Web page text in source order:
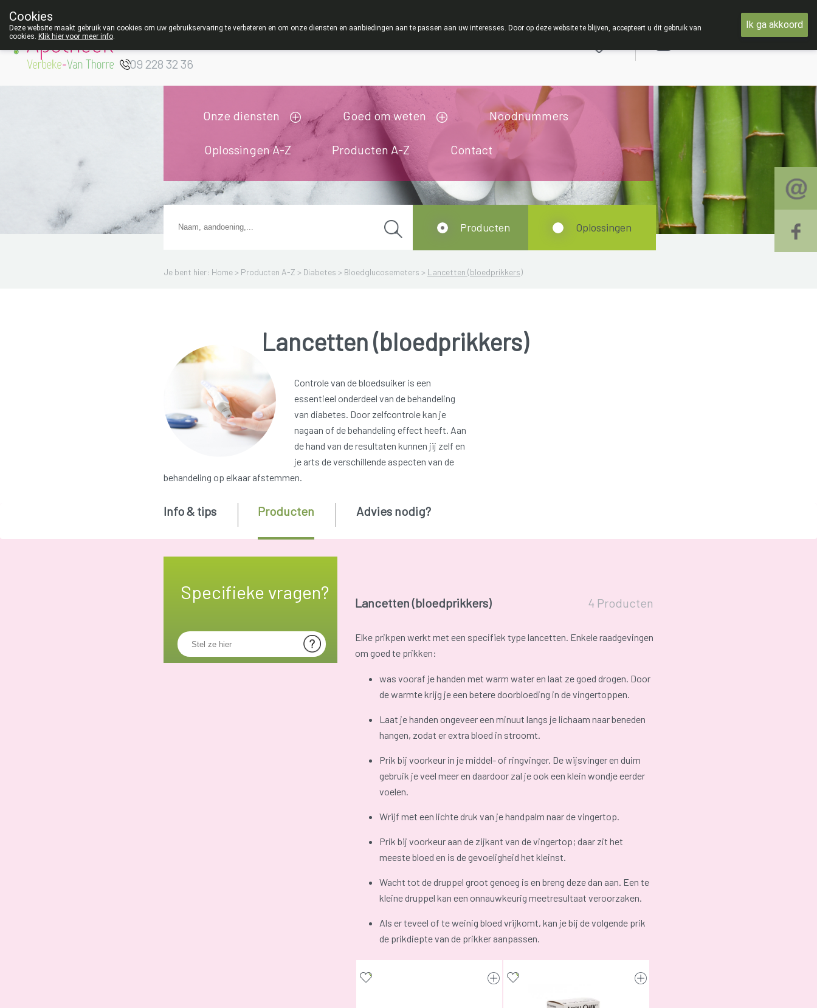
Apotheek Verbeke
09 228 32 36
Onze diensten Goed om weten Noodnummers
Oplossingen A-Z Producten A-Z Contact
Je bent hier: Home > Producten A-Z > Diabetes > Bloedglucosemeters > Lancetten (bloedprikkers)
Producten Oplossingen
Lancetten (bloedprikkers)
Controle van de bloedsuiker is een
essentieel onderdeel van de behandeling
van diabetes. Door zelfcontrole kan je
nagaan of de behandeling effect heeft. Aan
de hand van de resultaten kunnen jij zelf en
je arts de verschillende aspecten van de
behandeling op elkaar afstemmen.
Specifieke vragen?
Info & tips Producten Advies nodig?
Lancetten (bloedprikkers) 4 Producten
Elke prikpen werkt met een specifiek type lancetten. Enkele raadgevingen
om goed te prikken:
was vooraf je handen met warm water en laat ze goed drogen. Door
de warmte krijg je een betere doorbloeding in de vingertoppen.
Laat je handen ongeveer een minuut langs je lichaam naar beneden
hangen, zodat er extra bloed in stroomt.
Prik bij voorkeur in je middel- of ringvinger. De wijsvinger en duim
gebruik je veel meer en daardoor zal je ook een klein wondje eerder
voelen.
Wrijf met een lichte druk van je handpalm naar de vingertop.
Prik bij voorkeur aan de zijkant van de vingertop; daar zit het
meeste bloed en is de gevoeligheid het kleinst.
Wacht tot de druppel groot genoeg is en breng deze dan aan. Een te
kleine druppel kan een onnauwkeurig meetresultaat veroorzaken.
Als er teveel of te weinig bloed vrijkomt, kan je bij de volgende prik
de prikdiepte van de prikker aanpassen.
Cookies
Deze website maakt gebruik van cookies om uw gebruikservaring te verbeteren en om onze diensten en aanbiedingen aan te passen aan uw interesses. Door op deze website te blijven, accepteert u dit gebruik van
cookies. Klik hier voor meer info.
Ik ga akkoord